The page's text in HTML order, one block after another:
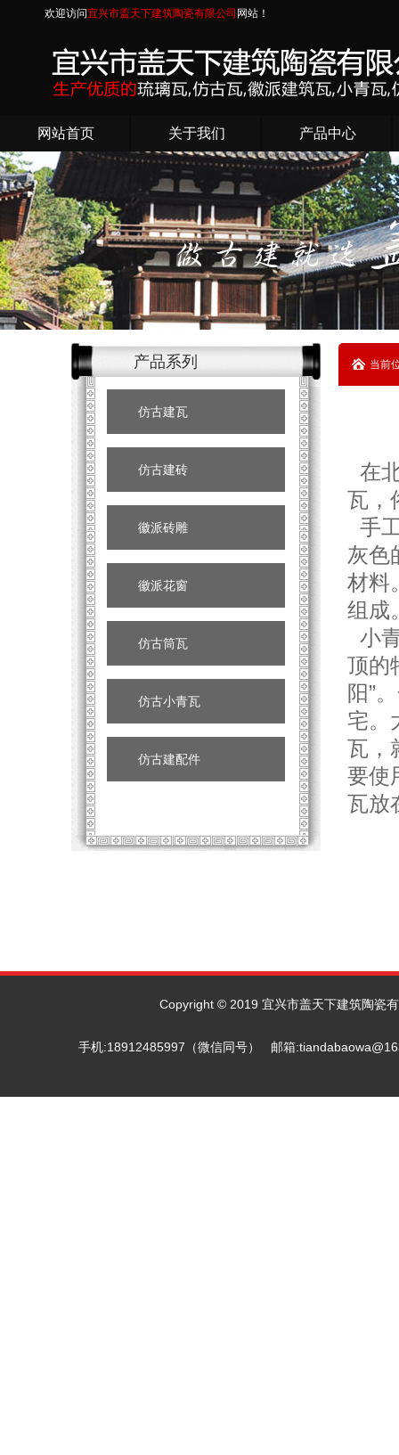
欢迎访问宜兴市盖天下建筑陶瓷有限公司 网站！
网站首页 关于我们 产品中心
产品系列
仿古建瓦
仿古建砖
徽派砖雕
徽派花窗
仿古筒瓦
仿古小青瓦
仿古建配件
当前
在
瓦，
手
灰色
材料
组成
小
顶的
阳”
宅。
瓦，
要使
瓦放
Copyright © 2019 宜兴市盖天下建筑陶瓷
手机:18912485997（微信同号） 邮箱